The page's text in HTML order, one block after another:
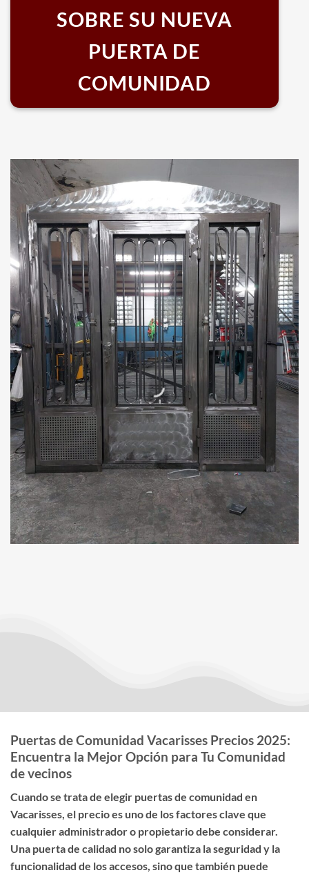
SOBRE SU NUEVA
PUERTA DE
COMUNIDAD
Puertas de Comunidad Vacarisses Precios 2025:
Encuentra la Mejor Opción para Tu Comunidad
de vecinos
Cuando se trata de elegir puertas de comunidad en
Vacarisses, el precioes uno de los factores clave que
cualquier administrador o propietario debe considerar.
Una puerta de calidad no solo garantiza la seguridad y la
funcionalidad de los accesos, sino que también puede